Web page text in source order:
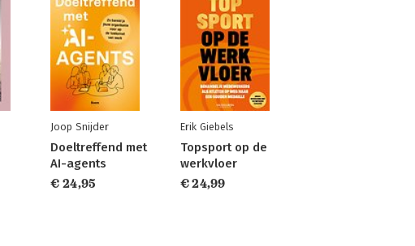
Joop Snijder
Doeltreffend met
AI-agents
€ 24,95
Erik Giebels
Topsport op de
werkvloer
€ 24,99